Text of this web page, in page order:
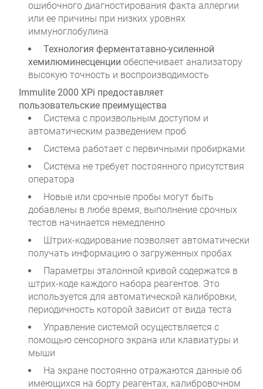
ошибочного диагностирования факта аллергии
или ее причины при низких уровнях
иммуноглобулина
Технология ферментатавно-усиленной
хемилюминесценции обеспечивает анализатору
высокую точность и воспроизводимость
Immulite 2000 XPi предоставляет
пользовательские преимущества
Система с произвольным доступом и
автоматическим разведением проб
Система работает с первичными пробирками
Система не требует постоянного присутствия
оператора
Новые или срочные пробы могут быть
добавлены в любе время, выполнение срочных
тестов начинается немедленно
Штрих-кодирование позволяет автоматически
получать информацию о загруженных пробах
Параметры эталонной кривой содержатся в
штрих-коде каждого набора реагентов. Это
используется для автоматической калибровки,
периодичность которой зависит от вида теста
Управление системой осуществляется с
помощью сенсорного экрана или клавиатуры и
мыши
На экране постоянно отражаются данные об
имеющихся на борту реагентах, калибровочном